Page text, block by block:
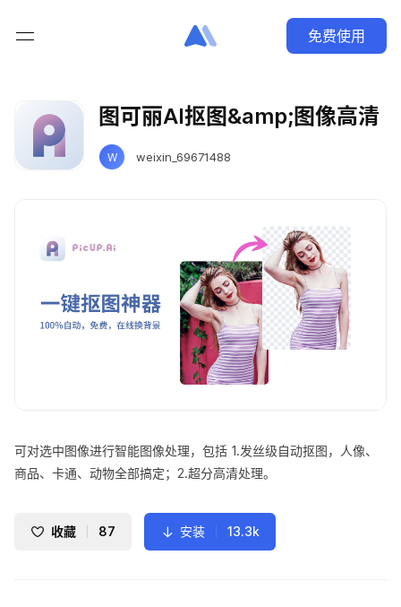
免费使用
图可丽AI抠图&amp;图像高清
W weixin_69671488
可对选中图像进行智能图像处理，包括 1.发丝级自动抠图，人像、
商品、卡通、动物全部搞定；2.超分高清处理。
收藏 87 安装 13.3k